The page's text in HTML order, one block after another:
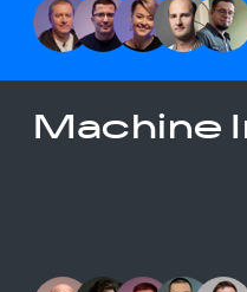
Machine